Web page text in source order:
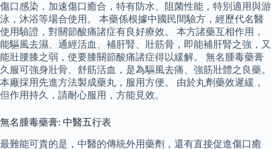
傷口感染，加速傷口癒合，特有防水、阻菌性能，特別適用與游
泳，沐浴等場合使用。 本藥係根據中國民間驗方，經歷代名醫
使用驗證，對關節酸痛諸症有良好療效。 本方諸藥互相作用，
能驅風去濕、通經活血、補肝腎、壯筋骨，即能補肝腎之強，又
能壯腰膝之弱，使要膝關節酸痛諸症得以緩解。 無名腫毒藥膏
久服可強身壯骨、舒筋活血，是為驅風去痛、強筋壯體之良藥。
本廠採用先進方法製成藥丸，服用方便。 由於丸劑藥效遲緩，
但作用持久，請耐心服用，方能見效。
無名腫毒藥膏: 中醫五行表
最難能可貴的是，中醫的傳統外用藥劑，還有直接促進傷口癒